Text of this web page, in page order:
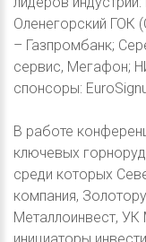
Оленегорский ГОК
– Газпромбанк;
сервис, Мегафон;
спонсоры:
В работе
ключевых
среди которых
компания,
Металлоинвест, УК